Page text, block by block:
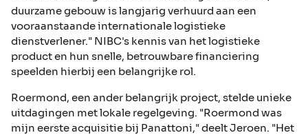
duurzame gebouw is langjarig verhuurd aan een
vooraanstaande internationale logistieke
dienstverlener." NIBC's kennis van het logistieke
product en hun snelle, betrouwbare financiering
speelden hierbij een belangrijke rol.
Roermond, een ander belangrijk project, stelde unieke
uitdagingen met lokale regelgeving. "Roermond was
mijn eerste acquisitie bij Panattoni," deelt Jeroen. "Het